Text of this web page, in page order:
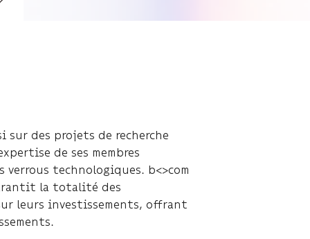
sur des projets de recherche
de ses membres
technologiques. b<>com
la totalité des
leurs investissements, offrant